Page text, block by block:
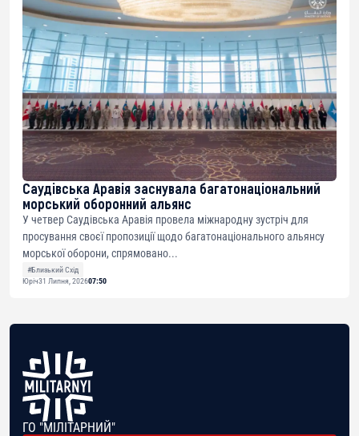
Саудівська Аравія заснувала багатонаціональний
морський оборонний альянс
У четвер Саудівська Аравія провела міжнародну зустріч для
просування своєї пропозиції щодо багатонаціонального альянсу
морської оборони, спрямовано...
#Близький Схід
Юріч31 Липня, 202607:50
ГО "МІЛІТАРНИЙ"